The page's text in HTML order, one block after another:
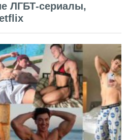
ЛГБТ-сериалы,